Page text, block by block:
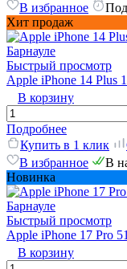
В избранное
Под
Хит продаж
Быстрый просмотр
Apple iPhone 14 Plus
В корзину
Подробнее
Купить в 1 клик
В избранное
В
Новинка
Быстрый просмотр
Apple iPhone 17 Pro
В корзину